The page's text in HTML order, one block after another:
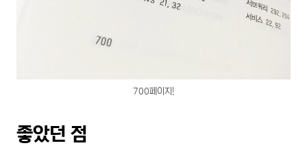
700페이지!
좋았던 점